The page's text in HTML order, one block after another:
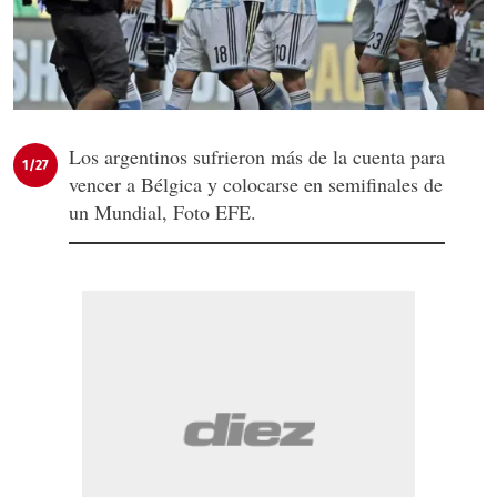
1/27
Los argentinos sufrieron más de la cuenta para
vencer a Bélgica y colocarse en semifinales de
un Mundial, Foto EFE.